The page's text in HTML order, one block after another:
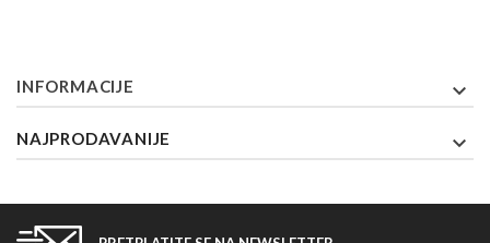
INFORMACIJE 
NAJPRODAVANIJE 